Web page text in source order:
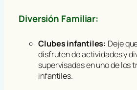
Diversión Familiar:
Clubes infantiles: Deje
disfruten de actividades y
supervisadas en uno de los
infantiles.